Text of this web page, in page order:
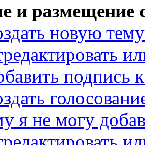
и размещение
новую
подпись
я не могу